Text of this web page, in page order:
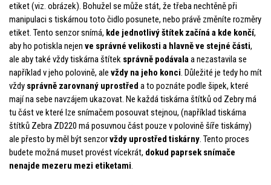
etiket (viz. obrázek). Bohužel se může stát, že třeba nechtěně při
manipulaci s tiskárnou toto čidlo posunete, nebo právě změníte rozměry
etiket. Tento senzor snímá, kde jednotlivý štítek začíná a kde končí,
aby ho potiskla nejen ve správné velikosti a hlavně ve stejné části,
ale aby také vždy tiskárna štítek správně podávalaa nezastavila se
například v jeho polovině, ale vždy na jeho konci. Důležité je tedy ho mít
vždy správně zarovnaný uprostřed a to poznáte podle šipek, které
mají na sebe navzájem ukazovat. Ne každá tiskárna štítků od Zebry má
tu část ve které lze snímačem posouvat stejnou, (například tiskárna
štítků Zebra ZD220 má posuvnou část pouze v polovině šíře tiskárny)
ale přesto by měl být senzorvždy uprostřed tiskárny. Tento proces
budete možná muset provést vícekrát, dokud paprsek snímače
nenajde mezeru mezi etiketami.